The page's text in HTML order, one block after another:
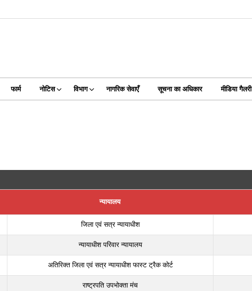
फार्म नोटिस विभाग नागरिक सेवाएँ सूचना का अधिकार मीडिया गैलरी
न्यायालय
जिला एवं सत्र न्यायाधीश
न्यायाधीश परिवार न्यायालय
अतिरिक्त जिला एवं सत्र न्यायाधीश फास्ट ट्रैक कोर्ट
राष्ट्रपति उपभोक्ता मंच